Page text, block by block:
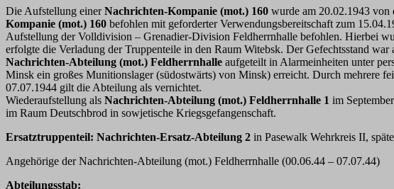
Die Aufstellung einerNachrichten-Kompanie (mot.) 160 wurde am 20.02.1943
Kompanie (mot.) 160 befohlen mit geforderter Verwendungsbereitschaft zum
Aufstellung der Volldivision – Grenadier-Division Feldherrnhalle befohlen. Hierbei
erfolgte die Verladung der Truppenteile in den Raum Witebsk. Der Gefechtsstand
Nachrichten-Abteilung (mot.) Feldherrnhalle aufgeteilt in Alarmeinheiten unter
Minsk ein großes Munitionslager (südostwärts) von Minsk) erreicht. Durch mehrere
07.07.1944 gilt die Abteilung als vernichtet.
Wiederaufstellung als Nachrichten-Abteilung (mot.) Feldherrnhalle 1 im
im Raum Deutschbrod in sowjetische Kriegsgefangenschaft.
Ersatztruppenteil: Nachrichten-Ersatz-Abteilung 2 in Pasewalk Wehrkreis II,
Angehörige der Nachrichten-Abteilung (mot.) Feldherrnhalle (00.06.44 – 07.07.44)
Abteilungsstab: